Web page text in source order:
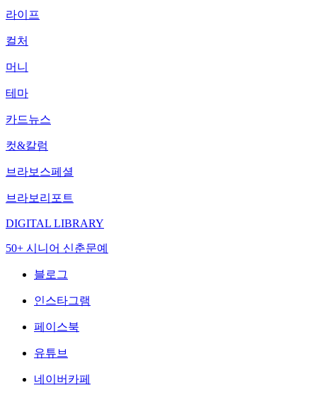
라이프
컬처
머니
테마
카드뉴스
컷&칼럼
브라보스페셜
브라보리포트
DIGITAL LIBRARY
50+ 시니어 신춘문예
블로그
인스타그램
페이스북
유튜브
네이버카페